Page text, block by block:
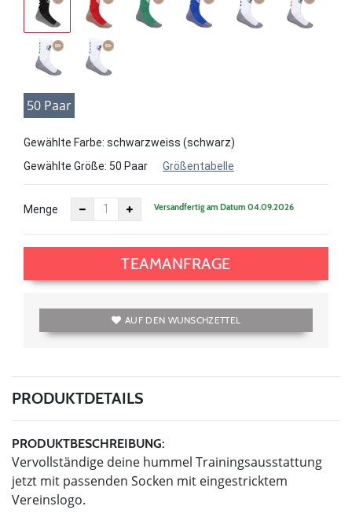
50 Paar
Gewählte Farbe: schwarzweiss (schwarz)
Gewählte Größe: 50 Paar Größentabelle
Menge Versandfertig am Datum 04.09.2026
TEAMANFRAGE
AUF DEN WUNSCHZETTEL
PRODUKTDETAILS
PRODUKTBESCHREIBUNG:
Vervollständige deine hummel Trainingsausstattung
jetzt mit passenden Socken mit eingestricktem
Vereinslogo.